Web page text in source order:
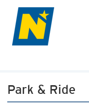
Park & Ride